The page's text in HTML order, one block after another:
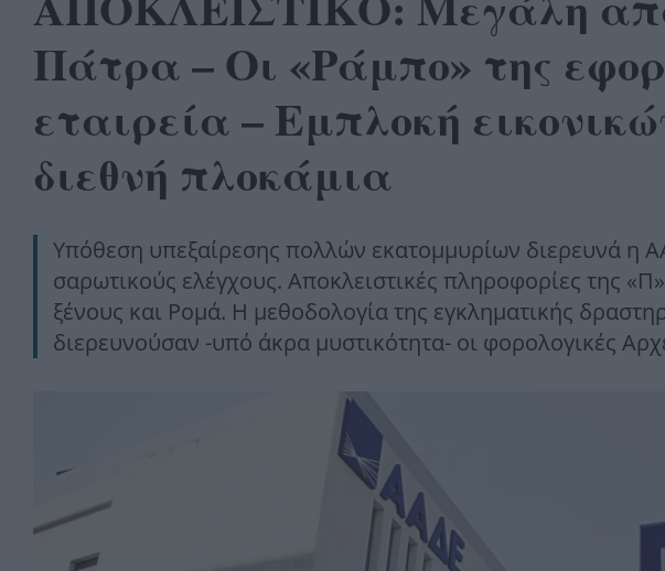
Πάτρα – Οι «Ράμπο» της
εταιρεία – Εμπλοκή
διεθνή πλοκάμια
Υπόθεση υπεξαίρεσης πολλών εκατομμυρίων διερευνά η
σαρωτικούς ελέγχους. Αποκλειστικές πληροφορίες της
ξένους και Ρομά. Η μεθοδολογία της εγκληματικής
διερευνούσαν -υπό άκρα μυστικότητα- οι φορολογικές